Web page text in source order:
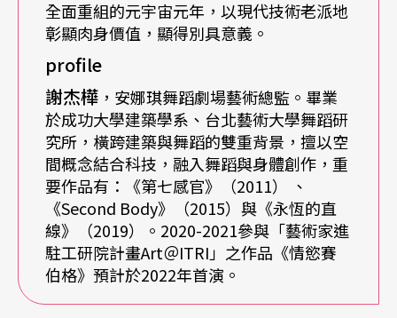
有機演出。
科技與舞蹈比例相當的《第七感官》豔驚四座，卻
沒有在緊接的《第七感官2》作品裡成功深入討論與
延伸科技體現，最終失敗收場。經歷這次挫敗，謝
杰樺花了一點時間暫停生活、前往巴黎駐村，思考
舞蹈之於自己的關聯性，並延續身體進入數位媒材
的想像與沉潛。2015年他再次攜手叁式創作了《Se
cond Body》，探討人類從自然運動的身體（First
Body）到機器訓練的非自然身體（Second Body）
全面重組的元宇宙元年，以現代技術老派地
彰顯肉身價值，顯得別具意義。
profile
謝杰樺 ，安娜琪舞蹈劇場藝術總監。畢業
於成功大學建築學系、台北藝術大學舞蹈研
究所，橫跨建築與舞蹈的雙重背景，擅以空
間概念結合科技，融入舞蹈與身體創作，重
要作品有：《第七感官》（2011） 、
《Second Body》（2015）與《永恆的直
線》（2019）。2020-2021參與「藝術家進
駐工研院計畫Art＠ITRI」之作品《情慾賽
伯格》預計於2022年首演。